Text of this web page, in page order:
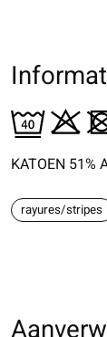
KATOEN 51%
rayures/stripes